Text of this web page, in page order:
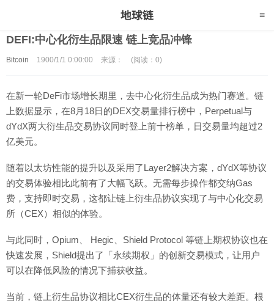
DEFI:中心化衍生品限速 链上竞品冲锋
Bitcoin 1900/1/1 0:00:00 来源： (阅读：0)
在新一轮DeFi市场增长期里，去中心化衍生品成为热门赛道。链
上数据显示，在8月18日的DEX交易量排行榜中，Perpetual与
dYdX两大衍生品交易协议同时登上前十榜单，日交易量均超过2
亿美元。
随着以太坊性能的提升以及采用了Layer2解决方案，dYdX等协议
的交易体验相比此前有了大幅飞跃。无需每步操作都交纳Gas
费，支持即时交易，这都让链上衍生品协议实现了与中心化交易
所（CEX）相似的体验。
与此同时，Opium、 Hegic、Shield Protocol 等链上期权协议也在
快速发展，Shield提出了「永续期权」的创新交易模式，让用户
可以在降低风险的情况下捕获收益。
当前，链上衍生品协议相比CEX衍生品的体量还有较大差距。根